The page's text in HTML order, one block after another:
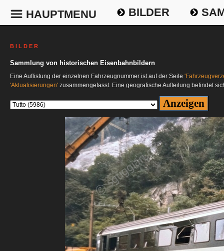
HAUPTMENU BILDER
B I L D E R
Sammlung von historischen Eisenbahnbildern
Eine Auflistung der einzelnen Fahrzeugnummer ist auf der Seite
'Aktualisierungen' zusammengefasst. Eine geografische Aufteilung befindet